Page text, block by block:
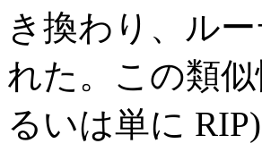
き換わり、ル
れた。この類
るいは単に